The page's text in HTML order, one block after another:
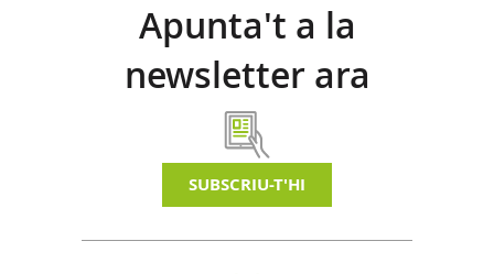
Apunta't a la
newsletter ara
SUBSCRIU-T'HI